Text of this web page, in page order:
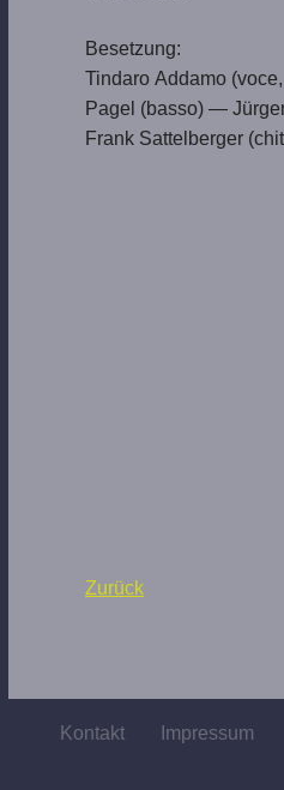
Besetzung:
Tindaro Addamo
Pagel (basso) —
Frank Sattelberger
Zurück
Kontakt Impressum